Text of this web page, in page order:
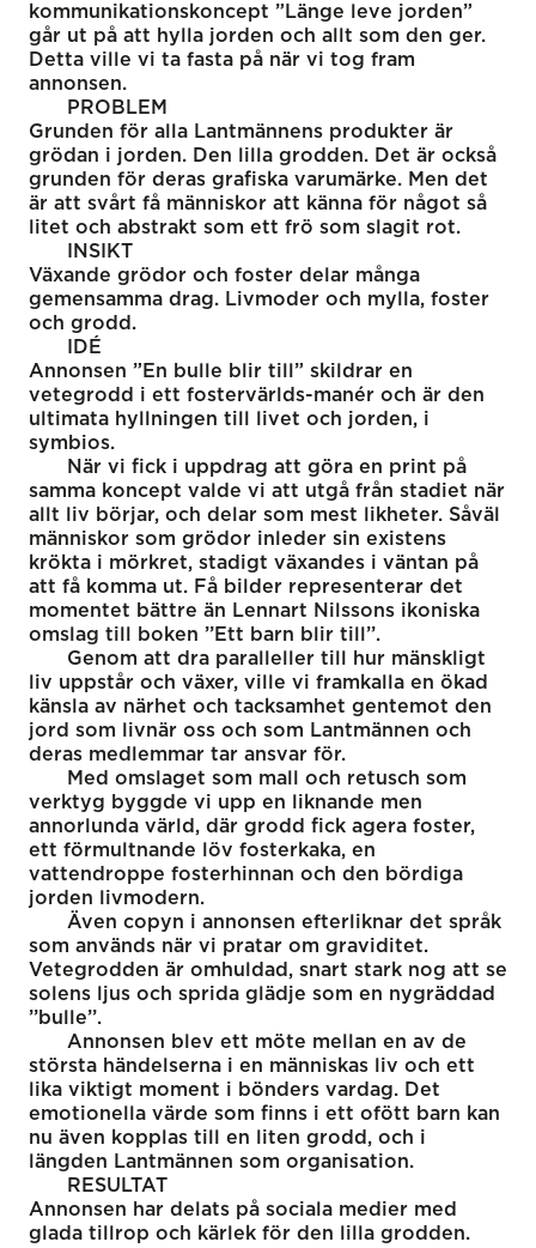
kommunikationskoncept ”Länge leve jorden”
går ut på att hylla jorden och allt som den ger.
Detta ville vi ta fasta på när vi tog fram
annonsen.
PROBLEM
Grunden för alla Lantmännens produkter är
grödan i jorden. Den lilla grodden. Det är också
grunden för deras grafiska varumärke. Men det
är att svårt få människor att känna för något så
litet och abstrakt som ett frö som slagit rot.
INSIKT
Växande grödor och foster delar många
gemensamma drag. Livmoder och mylla, foster
och grodd.
IDÉ
Annonsen ”En bulle blir till” skildrar en
vetegrodd i ett fostervärlds-manér och är den
ultimata hyllningen till livet och jorden, i
symbios.
När vi fick i uppdrag att göra en print på
samma koncept valde vi att utgå från stadiet när
allt liv börjar, och delar som mest likheter. Såväl
människor som grödor inleder sin existens
krökta i mörkret, stadigt växandes i väntan på
att få komma ut. Få bilder representerar det
momentet bättre än Lennart Nilssons ikoniska
omslag till boken ’’Ett barn blir till’’.
Genom att dra paralleller till hur mänskligt
liv uppstår och växer, ville vi framkalla en ökad
känsla av närhet och tacksamhet gentemot den
jord som livnär oss och som Lantmännen och
deras medlemmar tar ansvar för.
Med omslaget som mall och retusch som
verktyg byggde vi upp en liknande men
annorlunda värld, där grodd fick agera foster,
ett förmultnande löv fosterkaka, en
vattendroppe fosterhinnan och den bördiga
jorden livmodern.
Även copyn i annonsen efterliknar det språk
som används när vi pratar om graviditet.
Vetegrodden är omhuldad, snart stark nog att se
solens ljus och sprida glädje som en nygräddad
’’bulle’’.
Annonsen blev ett möte mellan en av de
största händelserna i en människas liv och ett
lika viktigt moment i bönders vardag. Det
emotionella värde som finns i ett ofött barn kan
nu även kopplas till en liten grodd, och i
längden Lantmännen som organisation.
RESULTAT
Annonsen har delats på sociala medier med
glada tillrop och kärlek för den lilla grodden.